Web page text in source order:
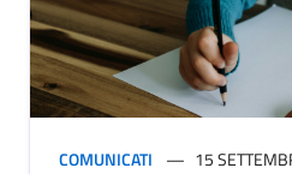
COMUNICATI 15